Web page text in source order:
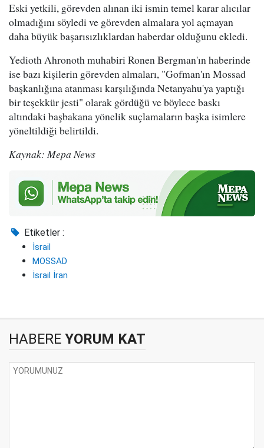
Eski yetkili, görevden alınan iki ismin temel karar alıcılar
olmadığını söyledi ve görevden almalara yol açmayan
daha büyük başarısızlıklardan haberdar olduğunu ekledi.
Yedioth Ahronoth muhabiri Ronen Bergman'ın haberinde
ise bazı kişilerin görevden almaları, "Gofman'ın Mossad
başkanlığına atanması karşılığında Netanyahu'ya yaptığı
bir teşekkür jesti" olarak gördüğü ve böylece baskı
altındaki başbakana yönelik suçlamaların başka isimlere
yöneltildiği belirtildi.
Kaynak: Mepa News
Etiketler :
İsrail
MOSSAD
İsrail İran
HABERE YORUM KAT